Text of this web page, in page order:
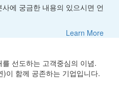
에 궁금한 내용의 있으시면 언
Learn More
선도하는 고객중심의 이념.
이 함께 공존하는 기업입니다.